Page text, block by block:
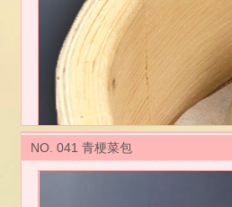
NO. 041 青梗菜包